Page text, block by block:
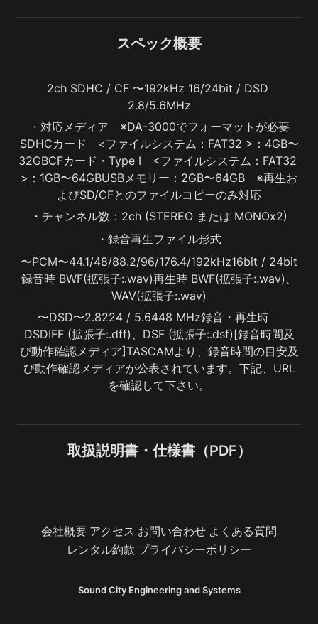
スペック概要
2ch SDHC / CF 〜192kHz 16/24bit / DSD
2.8/5.6MHz
・対応メディア　※DA-3000でフォーマットが必要
SDHCカード　<ファイルシステム：FAT32 >：4GB〜
32GBCFカード・Type I　<ファイルシステム：FAT32
>：1GB〜64GBUSBメモリー：2GB〜64GB　※再生お
よびSD/CFとのファイルコピーのみ対応
・チャンネル数：2ch (STEREO または MONOx2)
・録音再生ファイル形式
〜PCM〜44.1/48/88.2/96/176.4/192kHz16bit / 24bit
録音時 BWF(拡張子:.wav)再生時 BWF(拡張子:.wav)、
WAV(拡張子:.wav)
〜DSD〜2.8224 / 5.6448 MHz録音・再生時
DSDIFF (拡張子:.dff)、DSF (拡張子:.dsf)[録音時間及
び動作確認メディア]TASCAMより、録音時間の目安及
び動作確認メディアが公表されています。下記、URL
を確認して下さい。
取扱説明書・仕様書（PDF）
Sound City Engineering and Systems
会社概要 アクセス お問い合わせ よくある質問
レンタル約款 プライバシーポリシー